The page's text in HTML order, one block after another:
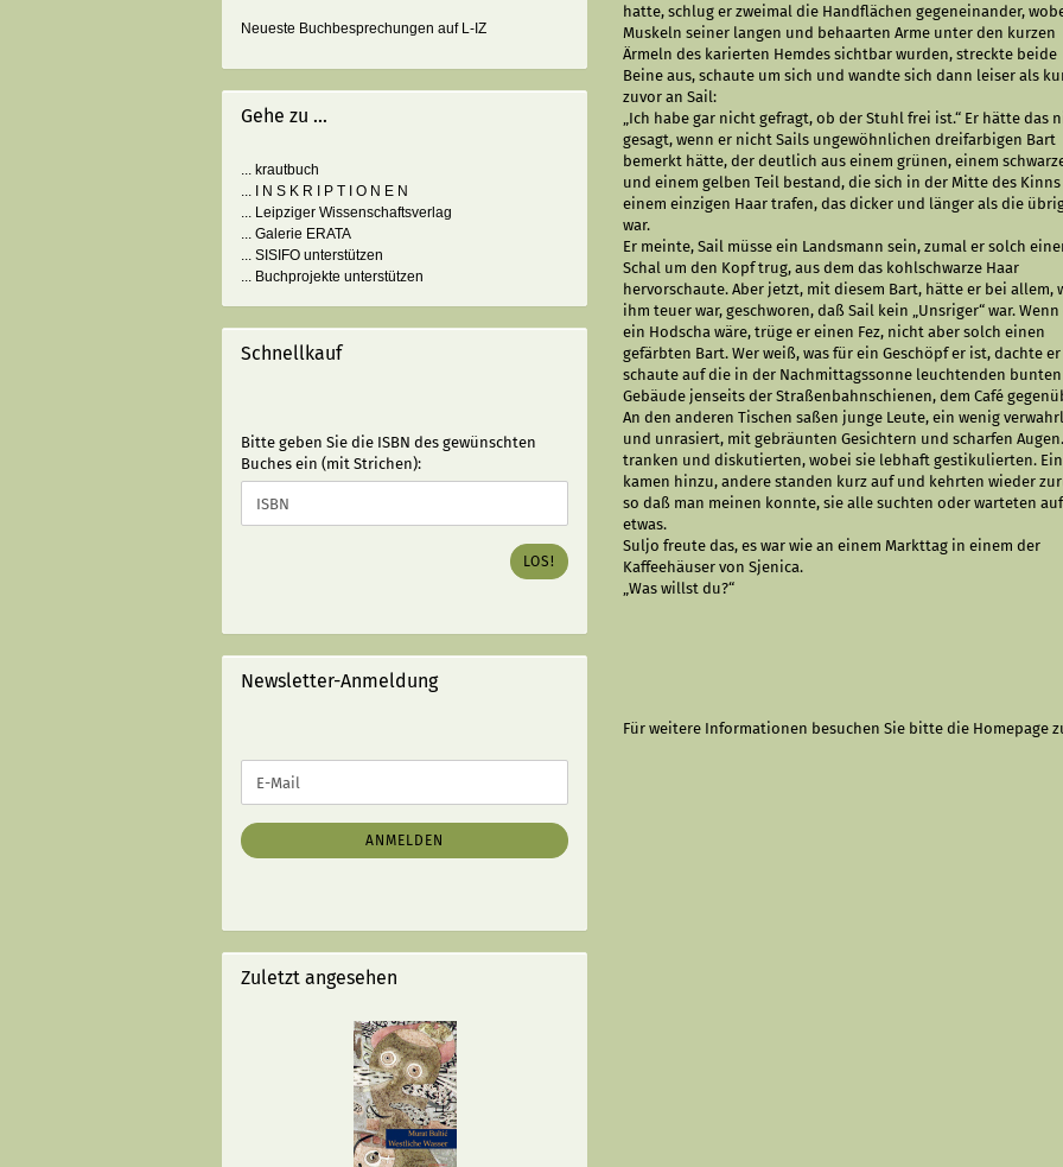
hatte, schlug er zweimal die Handflächen gegeneinander,
Muskeln seiner langen und behaarten Arme unter den kurzen
Ärmeln des karierten Hemdes sichtbar wurden, streckte beide
Beine aus, schaute um sich und wandte sich dann leiser als
zuvor an Sail:
„Ich habe gar nicht gefragt, ob der Stuhl frei ist.“ Er hätte das
gesagt, wenn er nicht Sails ungewöhnlichen dreifarbigen Bart
bemerkt hätte, der deutlich aus einem grünen, einem
und einem gelben Teil bestand, die sich in der Mitte des
einem einzigen Haar trafen, das dicker und länger als die
war.
Er meinte, Sail müsse ein Landsmann sein, zumal er solch
Schal um den Kopf trug, aus dem das kohlschwarze Haar
hervorschaute. Aber jetzt, mit diesem Bart, hätte er bei allem,
ihm teuer war, geschworen, daß Sail kein „Unsriger“ war. Wenn
ein Hodscha wäre, trüge er einen Fez, nicht aber solch einen
gefärbten Bart. Wer weiß, was für ein Geschöpf er ist, dachte
schaute auf die in der Nachmittagssonne leuchtenden bunten
Gebäude jenseits der Straßenbahnschienen, dem Café
An den anderen Tischen saßen junge Leute, ein wenig
und unrasiert, mit gebräunten Gesichtern und scharfen
tranken und diskutierten, wobei sie lebhaft gestikulierten.
kamen hinzu, andere standen kurz auf und kehrten wieder
so daß man meinen konnte, sie alle suchten oder warteten auf
etwas.
Suljo freute das, es war wie an einem Markttag in einem der
Kaffeehäuser von Sjenica.
„Was willst du?“
Für weitere Informationen besuchen Sie bitte die Homepage
Neueste Buchbesprechungen auf L-IZ
Gehe zu ...
... krautbuch
... I N S K R I P T I O N E N
... Leipziger Wissenschaftsverlag
... Galerie ERATA
... SISIFO unterstützen
... Buchprojekte unterstützen
Schnellkauf
BITTE
GEBEN
SIE
DIE
ISBN
(MIT
STRICHEN):
Bitte geben Sie die ISBN des gewünschten
Buches ein (mit Strichen):
LOS!
Newsletter-Anmeldung
ZUR
ANMELDUNG
E-
Mail
ANMELDEN
Zuletzt angesehen